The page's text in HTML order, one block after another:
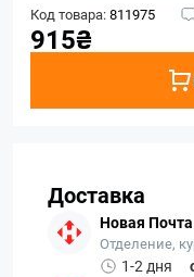
Код товара:811975
915₴
Доставка
Новая Почта
Отделение,
1-2 дня